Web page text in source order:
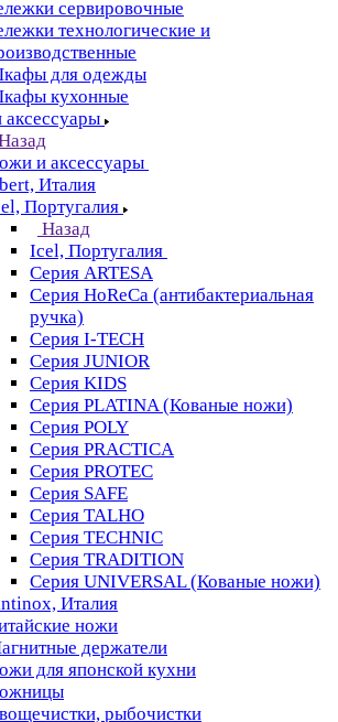
сервировочные
технологические и
для одежды
кухонные
и аксессуары
Италия
Португалия
Назад
Icel, Португалия
Серия ARTESA
Серия HoReCa (антибактериальная
ручка)
Серия I-TECH
Серия JUNIOR
Серия KIDS
Серия PLATINA (Кованые ножи)
Серия POLY
Серия PRACTICA
Серия PROTEC
Серия SAFE
Серия TALHO
Серия TECHNIC
Серия TRADITION
Серия UNIVERSAL (Кованые ножи)
Италия
ножи
держатели
для японской кухни
рыбочистки